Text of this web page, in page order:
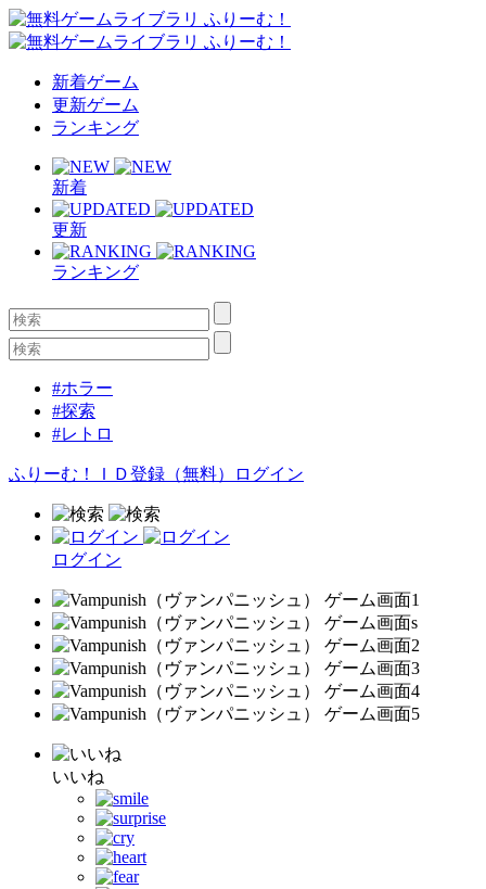
新着ゲーム
更新ゲーム
ランキング
新着
更新
ランキング
#ホラー
#探索
#レトロ
ふりーむ！ＩＤ登録（無料） ログイン
ログイン
いいね